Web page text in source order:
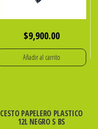
$9,900.00
Añadir al carrito
CESTO PAPELERO PLASTICO
12L NEGRO S BS